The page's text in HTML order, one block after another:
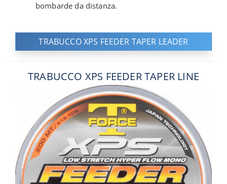
bombarde da distanza.
TRABUCCO XPS FEEDER TAPER LEADER
TRABUCCO XPS FEEDER TAPER LINE